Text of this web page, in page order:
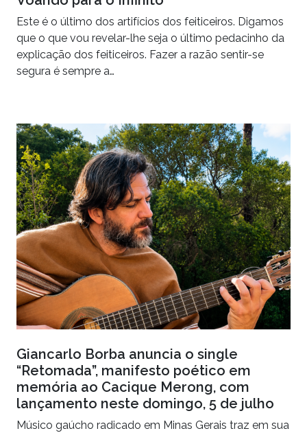
Este é o último dos artifícios dos feiticeiros. Digamos
que o que vou revelar-lhe seja o último pedacinho da
explicação dos feiticeiros. Fazer a razão sentir-se
segura é sempre a…
Giancarlo Borba anuncia o single
“Retomada”, manifesto poético em
memória ao Cacique Merong, com
lançamento neste domingo, 5 de julho
Músico gaúcho radicado em Minas Gerais traz em sua